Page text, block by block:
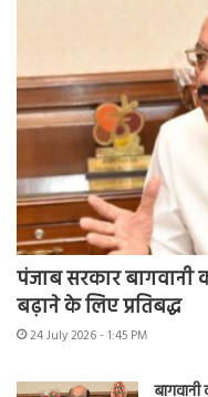
पंजाब सरकार
बढ़ाने के लिए प्रतिबद्ध
24 July 2026 - 1:45 PM